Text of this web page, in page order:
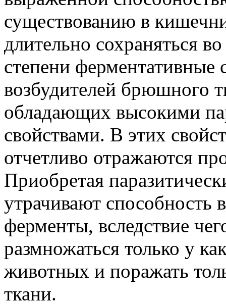
существованию в
длительно сохраняться
степени ферментативные
возбудителей брюшного
обладающих высокими
свойствами. В этих
отчетливо отражаются
Приобретая
утрачивают способность
ферменты, вследствие
размножаться только у
животных и поражать
ткани.